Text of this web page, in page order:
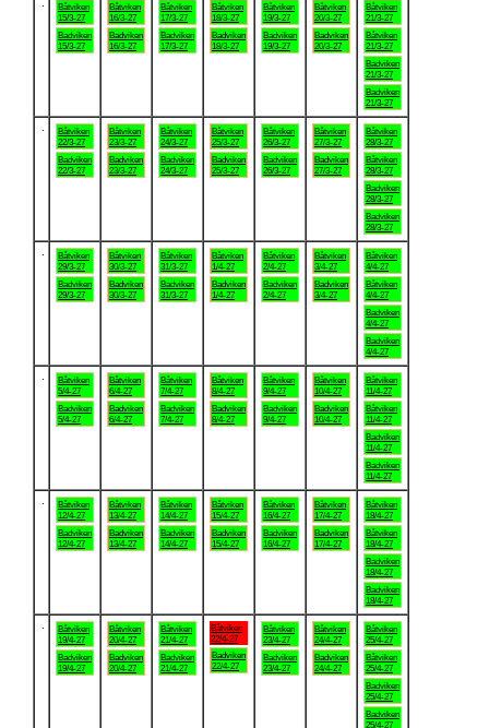
Båtviken
15/3-27
Badviken
15/3-27
Båtviken
16/3-27
Badviken
16/3-27
Båtviken
17/3-27
Badviken
17/3-27
Båtviken
18/3-27
Badviken
18/3-27
Båtviken
19/3-27
Badviken
19/3-27
Båtviken
20/3-27
Badviken
20/3-27
Båtviken
21/3-27
Båtviken
21/3-27
Badviken
21/3-27
Badviken
21/3-27
Båtviken
22/3-27
Badviken
22/3-27
Båtviken
23/3-27
Badviken
23/3-27
Båtviken
24/3-27
Badviken
24/3-27
Båtviken
25/3-27
Badviken
25/3-27
Båtviken
26/3-27
Badviken
26/3-27
Båtviken
27/3-27
Badviken
27/3-27
Båtviken
28/3-27
Båtviken
28/3-27
Badviken
28/3-27
Badviken
28/3-27
Båtviken
29/3-27
Badviken
29/3-27
Båtviken
30/3-27
Badviken
30/3-27
Båtviken
31/3-27
Badviken
31/3-27
Båtviken
1/4-27
Badviken
1/4-27
Båtviken
2/4-27
Badviken
2/4-27
Båtviken
3/4-27
Badviken
3/4-27
Båtviken
4/4-27
Båtviken
4/4-27
Badviken
4/4-27
Badviken
4/4-27
Båtviken
5/4-27
Badviken
5/4-27
Båtviken
6/4-27
Badviken
6/4-27
Båtviken
7/4-27
Badviken
7/4-27
Båtviken
8/4-27
Badviken
8/4-27
Båtviken
9/4-27
Badviken
9/4-27
Båtviken
10/4-27
Badviken
10/4-27
Båtviken
11/4-27
Båtviken
11/4-27
Badviken
11/4-27
Badviken
11/4-27
Båtviken
12/4-27
Badviken
12/4-27
Båtviken
13/4-27
Badviken
13/4-27
Båtviken
14/4-27
Badviken
14/4-27
Båtviken
15/4-27
Badviken
15/4-27
Båtviken
16/4-27
Badviken
16/4-27
Båtviken
17/4-27
Badviken
17/4-27
Båtviken
18/4-27
Båtviken
18/4-27
Badviken
18/4-27
Badviken
18/4-27
Båtviken
19/4-27
Badviken
19/4-27
Båtviken
20/4-27
Badviken
20/4-27
Båtviken
21/4-27
Badviken
21/4-27
Båtviken
22/4-27
Badviken
22/4-27
Båtviken
23/4-27
Badviken
23/4-27
Båtviken
24/4-27
Badviken
24/4-27
Båtviken
25/4-27
Båtviken
25/4-27
Badviken
25/4-27
Badviken
25/4-27